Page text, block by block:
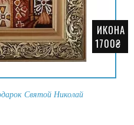
ИКОНА
1700₴
Святой Николай